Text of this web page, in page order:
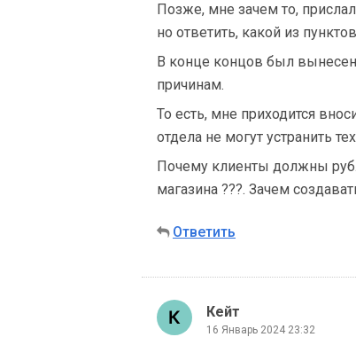
Позже, мне зачем то,
но ответить, какой из
В конце концов был
причинам.
То есть, мне приходится
отдела не могут устранить
Почему клиенты должны
магазина ???. Зачем
Ответить
Кейт
16 Январь 2024 23:32